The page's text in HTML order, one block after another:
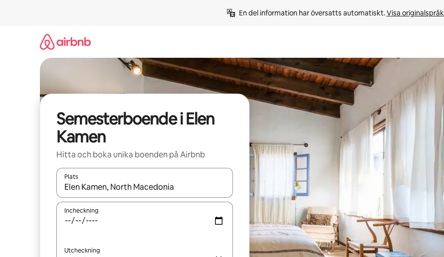
En del information har översatts automatiskt. Visa originalspråk
Semesterboende i Elen
Kamen
Hitta och boka unika boenden på Airbnb
Plats
När resultaten är tillgängliga kan du navigera med upp- och nedåtpilarna eller utforska genom att trycka eller svepa.
Incheckning
Utcheckning